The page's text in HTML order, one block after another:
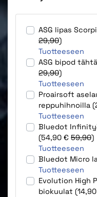
ASG lipas
29,90)
Tuotteeseen
ASG bipod
29,90)
Tuotteeseen
Proairsoft
reppuhihnoilla
Tuotteeseen
Bluedot
(54,90 € 59,90)
Tuotteeseen
Bluedot Micro
Tuotteeseen
Evolution High
biokuulat